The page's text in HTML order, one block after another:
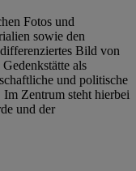
Fotos und
sowie den
Bild von
als
und politische
Zentrum steht hierbei
und der